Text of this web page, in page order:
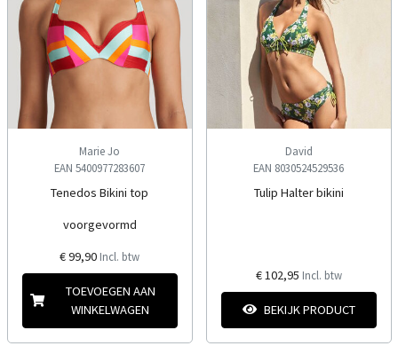
Marie Jo
EAN 5400977283607
Tenedos Bikini top
voorgevormd
€ 99,90 Incl. btw
TOEVOEGEN AAN
WINKELWAGEN
David
EAN 8030524529536
Tulip Halter bikini
€ 102,95 Incl. btw
BEKIJK PRODUCT